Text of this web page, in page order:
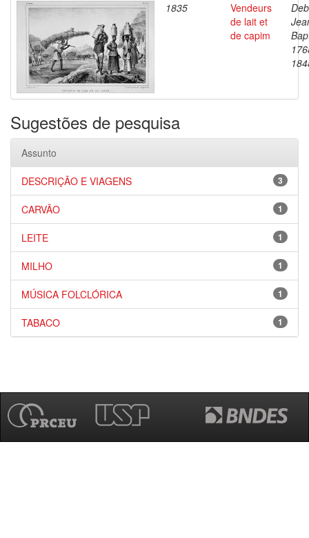
1835
Vendeurs
de lait et
de capim
Sugestões de pesquisa
Assunto
3
DESCRIÇÃO E VIAGENS
1
CARVÃO
1
LEITE
1
MILHO
1
MÚSICA FOLCLÓRICA
1
TABACO